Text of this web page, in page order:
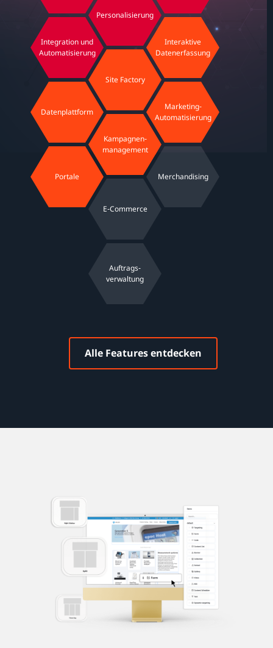
Personalisierung
Integration und
Automatisierung
Interaktive
Datenerfassung
Site Factory
Datenplattform
Marketing-
Automatisierung
Kampagnen-
management
Portale Merchandising
E-Commerce
Auftrags-
verwaltung
Alle Features entdecken